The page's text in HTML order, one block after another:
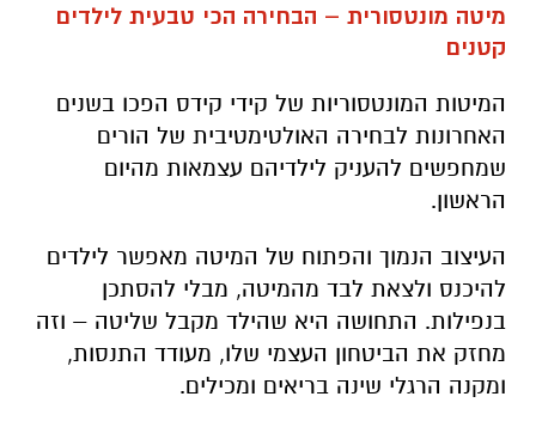
מיטה מונטסורית – הבחירה הכי טבעית לילדים
קטנים
המיטות המונטסוריות של קידי קידס הפכו בשנים
האחרונות לבחירה האולטימטיבית של הורים
שמחפשים להעניק לילדיהם עצמאות מהיום
הראשון.
העיצוב הנמוך והפתוח של המיטה מאפשר לילדים
להיכנס ולצאת לבד מהמיטה, מבלי להסתכן
בנפילות. התחושה היא שהילד מקבל שליטה – וזה
מחזק את הביטחון העצמי שלו, מעודד התנסות,
ומקנה הרגלי שינה בריאים ומכילים.